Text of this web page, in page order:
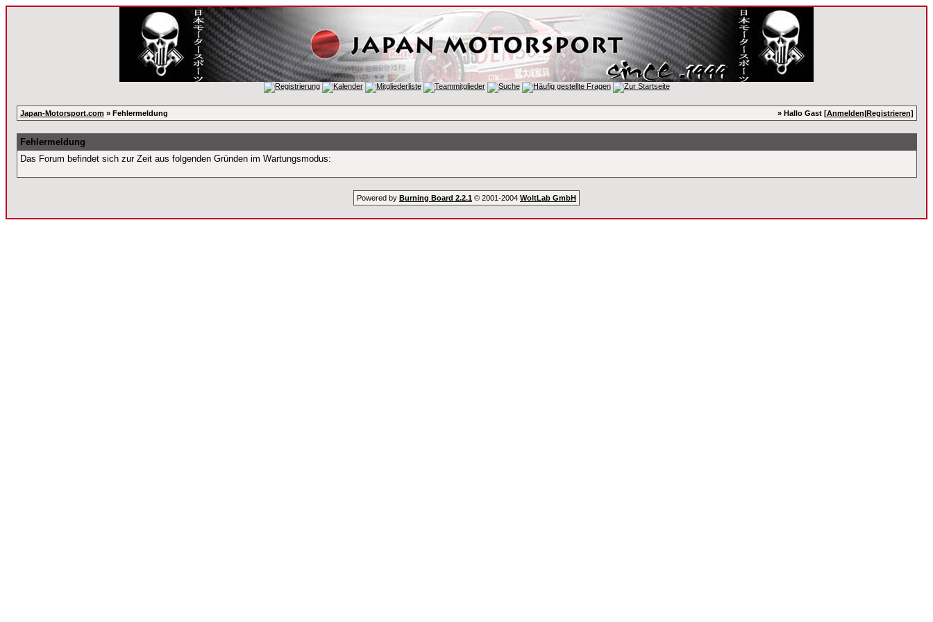
Japan-Motorsport.com » Fehlermeldung » Hallo Gast [Anmelden|Registrieren]
Fehlermeldung
Das Forum befindet sich zur Zeit aus folgenden Gründen im Wartungsmodus:
Powered by Burning Board 2.2.1 © 2001-2004 WoltLab GmbH